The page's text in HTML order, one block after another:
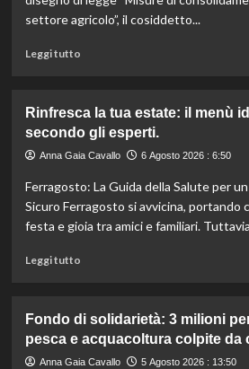
marche
settore agricolo”, il cosiddetto...
Leggi tuttoLeggi
Camera
approva
ddl
finanziamenti
aumentati
di
primario.
Rinfresca la tua estate: il menù
secondo gli esperti.
Anna Gaia Cavallo 6 Agosto 2026 : 6:50
Ferragosto: La Guida della Salute per
Sicuro Ferragosto si avvicina, portando
festa e gioia tra amici e familiari.
Leggi tuttoLeggi
Rinfresca
la
tua
Fondo di solidarietà: 3 milioni
pesca e acquacoltura colpite da
Anna Gaia Cavallo 5 Agosto 2026 : 13:50